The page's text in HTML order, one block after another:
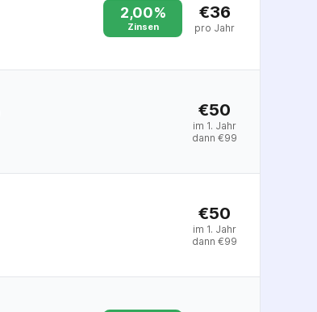
2,00%
Zinsen
€36
pro Jahr
€50
im 1. Jahr
dann €99
€50
im 1. Jahr
dann €99